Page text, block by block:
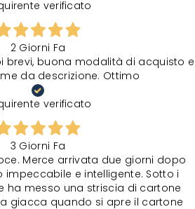
verificato
2 Giorni Fa
brevi, buona modalità di acquisto e
da descrizione. Ottimo
verificato
3 Giorni Fa
Merce arrivata due giorni dopo
impeccabile e intelligente. Sotto i
ha messo una striscia di cartone
giacca quando si apre il cartone